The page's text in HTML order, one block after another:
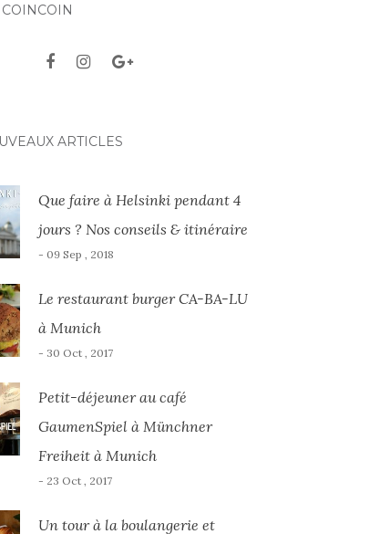
ARTICLES
Que faire à Helsinki pendant 4
jours ? Nos conseils & itinéraire
- 09 Sep , 2018
Le restaurant burger CA-BA-LU
à Munich
- 30 Oct , 2017
Petit-déjeuner au café
GaumenSpiel à Münchner
Freiheit à Munich
- 23 Oct , 2017
Un tour à la boulangerie et